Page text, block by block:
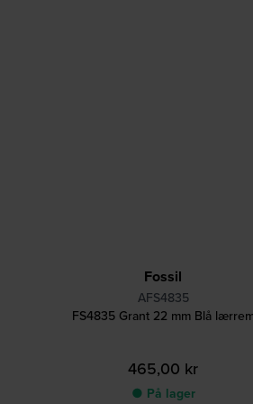
Fossil
AFS4835
FS4835 Grant 22 mm Blå
465,00 kr
● På lager